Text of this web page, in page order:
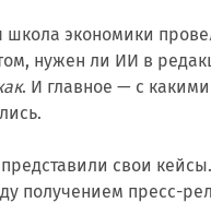
школа экономики
нужен ли ИИ в
. И главное — с
свои
получением пресс-